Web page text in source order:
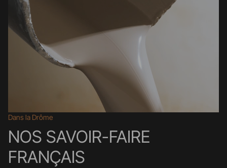
Dans la Drôme
NOS SAVOIR-FAIRE
FRANÇAIS